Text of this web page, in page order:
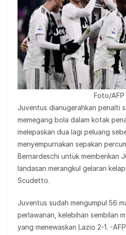
Foto/AFP
Juventus dianugerahkan penalti
memegang bola dalam kotak
melepaskan dua lagi peluang
menyempurnakan sepakan
Bernardeschi untuk memberikan
landasan merangkul gelaran
Scudetto.
Juventus sudah mengumpul 56
perlawanan, kelebihan sembilan
yang menewaskan Lazio 2-1. -AFP